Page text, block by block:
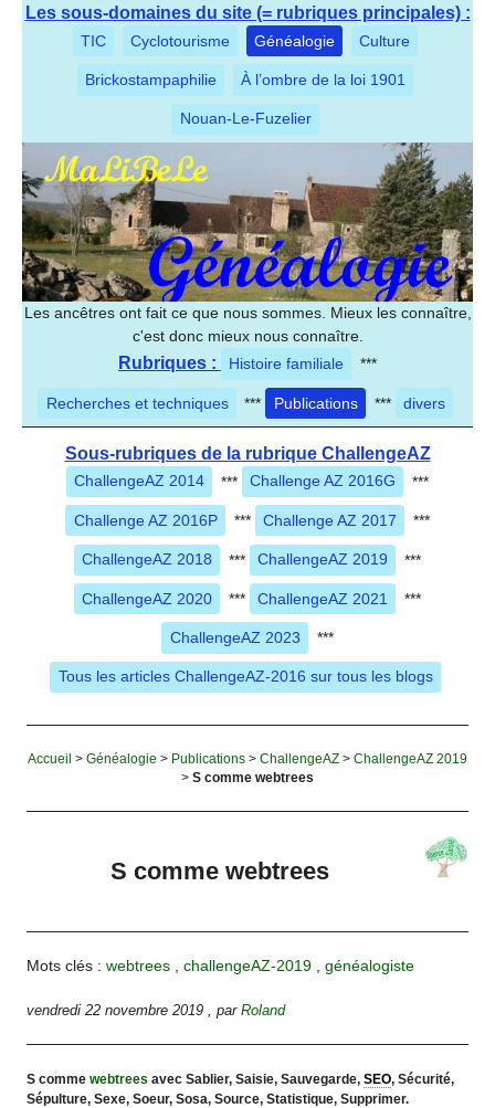
Les sous-domaines du site (= rubriques principales) :
TIC Cyclotourisme Généalogie Culture
Brickostampaphilie À l’ombre de la loi 1901
Nouan-Le-Fuzelier
Les ancêtres ont fait ce que nous sommes. Mieux les connaître,
c'est donc mieux nous connaître.
Rubriques : Histoire familiale ***
Recherches et techniques *** Publications *** divers
Sous-rubriques de la rubrique ChallengeAZ
ChallengeAZ 2014 *** Challenge AZ 2016G ***
Challenge AZ 2016P *** Challenge AZ 2017 ***
ChallengeAZ 2018 *** ChallengeAZ 2019 ***
ChallengeAZ 2020 *** ChallengeAZ 2021 ***
ChallengeAZ 2023 ***
Tous les articles ChallengeAZ-2016 sur tous les blogs
Accueil > Généalogie > Publications > ChallengeAZ > ChallengeAZ 2019
> S comme webtrees
S comme webtrees
Mots clés :webtrees ,challengeAZ-2019 ,généalogiste
vendredi 22 novembre 2019 ,parRoland
S commewebtrees avec Sablier, Saisie, Sauvegarde,SEO, Sécurité,
Sépulture, Sexe, Soeur, Sosa, Source, Statistique, Supprimer.